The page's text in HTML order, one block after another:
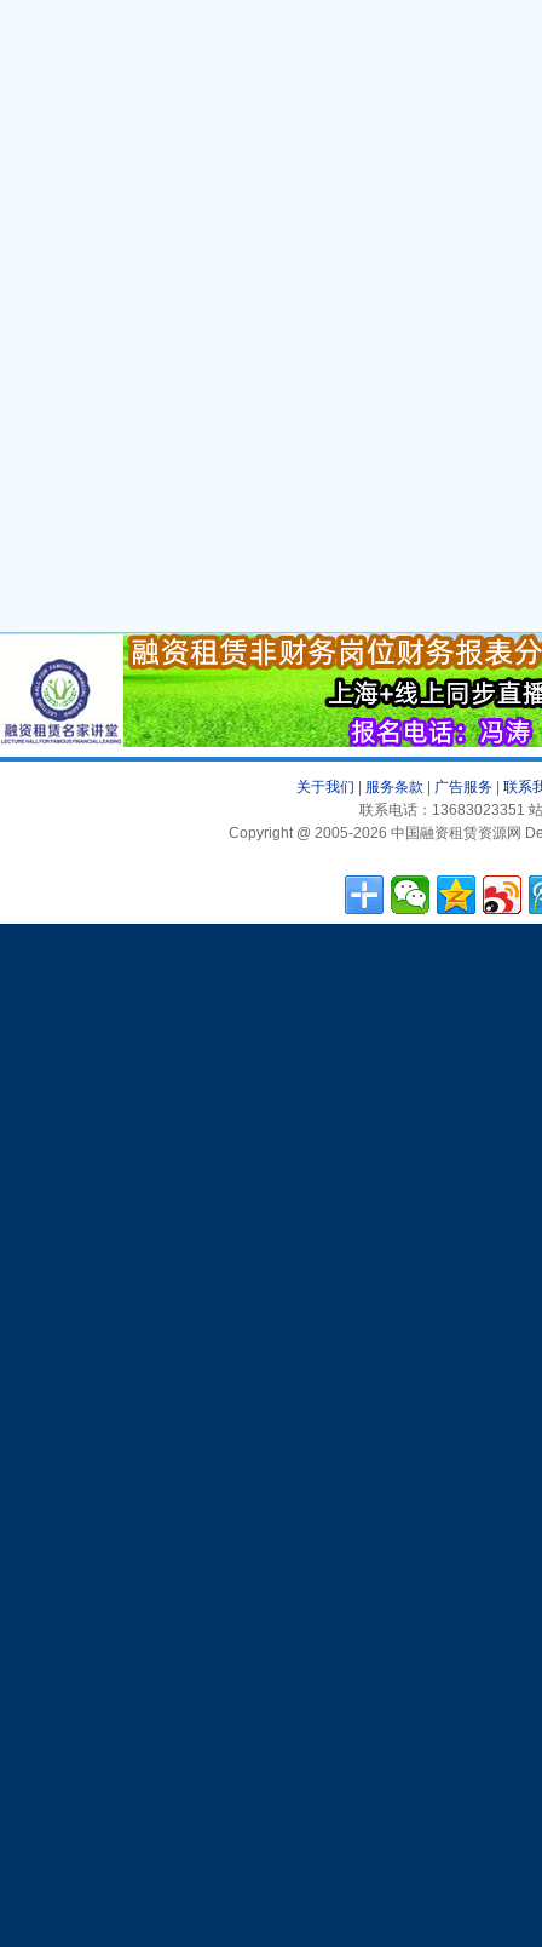
关于我们 服务条款 广告服务
联系
联系电话：13683023351
Copyright @ 2005-2026 中国融资租赁资源网